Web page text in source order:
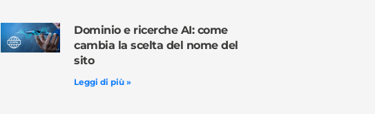
Dominio e ricerche AI: come
cambia la scelta del nome del
sito
Leggi di più »